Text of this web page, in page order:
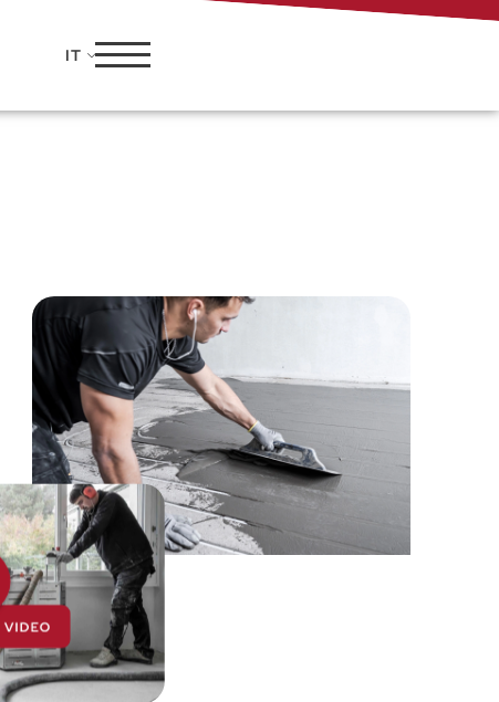
IT
impegno
image